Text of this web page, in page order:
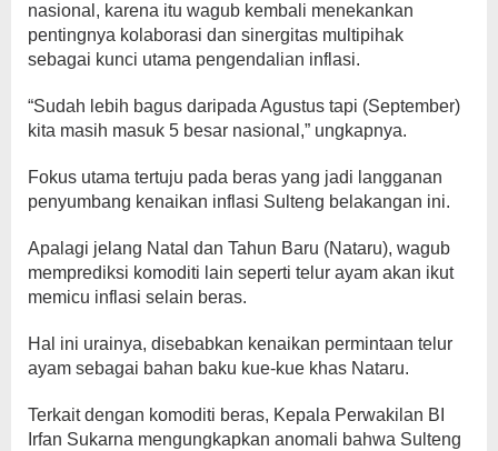
nasional, karena itu wagub kembali menekankan
pentingnya kolaborasi dan sinergitas multipihak
sebagai kunci utama pengendalian inflasi.
“Sudah lebih bagus daripada Agustus tapi (September)
kita masih masuk 5 besar nasional,” ungkapnya.
Fokus utama tertuju pada beras yang jadi langganan
penyumbang kenaikan inflasi Sulteng belakangan ini.
Apalagi jelang Natal dan Tahun Baru (Nataru), wagub
memprediksi komoditi lain seperti telur ayam akan ikut
memicu inflasi selain beras.
Hal ini urainya, disebabkan kenaikan permintaan telur
ayam sebagai bahan baku kue-kue khas Nataru.
Terkait dengan komoditi beras, Kepala Perwakilan BI
Irfan Sukarna mengungkapkan anomali bahwa Sulteng